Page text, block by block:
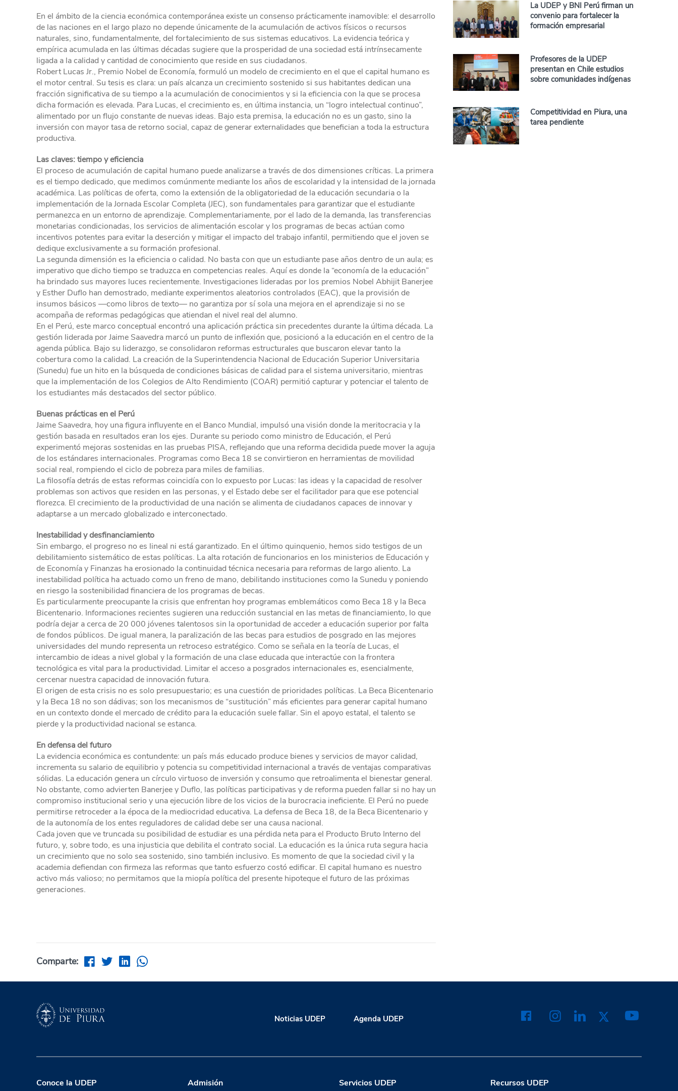
En el ámbito de la ciencia económica contemporánea existe un consenso prácticamente inamovible: el desarrollo
de las naciones en el largo plazo no depende únicamente de la acumulación de activos físicos o recursos
naturales, sino, fundamentalmente, del fortalecimiento de sus sistemas educativos. La evidencia teórica y
empírica acumulada en las últimas décadas sugiere que la prosperidad de una sociedad está intrínsecamente
ligada a la calidad y cantidad de conocimiento que reside en sus ciudadanos.
Robert Lucas Jr., Premio Nobel de Economía, formuló un modelo de crecimiento en el que el capital humano es
el motor central. Su tesis es clara: un país alcanza un crecimiento sostenido si sus habitantes dedican una
fracción significativa de su tiempo a la acumulación de conocimientos y si la eficiencia con la que se procesa
dicha formación es elevada. Para Lucas, el crecimiento es, en última instancia, un “logro intelectual continuo”,
alimentado por un flujo constante de nuevas ideas. Bajo esta premisa, la educación no es un gasto, sino la
inversión con mayor tasa de retorno social, capaz de generar externalidades que benefician a toda la estructura
productiva.
Las claves: tiempo y eficiencia
El proceso de acumulación de capital humano puede analizarse a través de dos dimensiones críticas. La primera
es el tiempo dedicado, que medimos comúnmente mediante los años de escolaridad y la intensidad de la jornada
académica. Las políticas de oferta, como la extensión de la obligatoriedad de la educación secundaria o la
implementación de la Jornada Escolar Completa (JEC), son fundamentales para garantizar que el estudiante
permanezca en un entorno de aprendizaje. Complementariamente, por el lado de la demanda, las transferencias
monetarias condicionadas, los servicios de alimentación escolar y los programas de becas actúan como
incentivos potentes para evitar la deserción y mitigar el impacto del trabajo infantil, permitiendo que el joven se
dedique exclusivamente a su formación profesional.
La segunda dimensión es la eficiencia o calidad. No basta con que un estudiante pase años dentro de un aula; es
imperativo que dicho tiempo se traduzca en competencias reales. Aquí es donde la “economía de la educación”
ha brindado sus mayores luces recientemente. Investigaciones lideradas por los premios Nobel Abhijit Banerjee
y Esther Duflo han demostrado, mediante experimentos aleatorios controlados (EAC), que la provisión de
insumos básicos —como libros de texto— no garantiza por sí sola una mejora en el aprendizaje si no se
acompaña de reformas pedagógicas que atiendan el nivel real del alumno.
En el Perú, este marco conceptual encontró una aplicación práctica sin precedentes durante la última década. La
gestión liderada por Jaime Saavedra marcó un punto de inflexión que, posicionó a la educación en el centro de la
agenda pública. Bajo su liderazgo, se consolidaron reformas estructurales que buscaron elevar tanto la
cobertura como la calidad. La creación de la Superintendencia Nacional de Educación Superior Universitaria
(Sunedu) fue un hito en la búsqueda de condiciones básicas de calidad para el sistema universitario, mientras
que la implementación de los Colegios de Alto Rendimiento (COAR) permitió capturar y potenciar el talento de
los estudiantes más destacados del sector público.
Buenas prácticas en el Perú
Jaime Saavedra, hoy una figura influyente en el Banco Mundial, impulsó una visión donde la meritocracia y la
gestión basada en resultados eran los ejes. Durante su periodo como ministro de Educación, el Perú
experimentó mejoras sostenidas en las pruebas PISA, reflejando que una reforma decidida puede mover la aguja
de los estándares internacionales. Programas como Beca 18 se convirtieron en herramientas de movilidad
social real, rompiendo el ciclo de pobreza para miles de familias.
La filosofía detrás de estas reformas coincidía con lo expuesto por Lucas: las ideas y la capacidad de resolver
problemas son activos que residen en las personas, y el Estado debe ser el facilitador para que ese potencial
florezca. El crecimiento de la productividad de una nación se alimenta de ciudadanos capaces de innovar y
adaptarse a un mercado globalizado e interconectado.
Inestabilidad y desfinanciamiento
Sin embargo, el progreso no es lineal ni está garantizado. En el último quinquenio, hemos sido testigos de un
debilitamiento sistemático de estas políticas. La alta rotación de funcionarios en los ministerios de Educación y
de Economía y Finanzas ha erosionado la continuidad técnica necesaria para reformas de largo aliento. La
inestabilidad política ha actuado como un freno de mano, debilitando instituciones como la Sunedu y poniendo
en riesgo la sostenibilidad financiera de los programas de becas.
Es particularmente preocupante la crisis que enfrentan hoy programas emblemáticos como Beca 18 y la Beca
Bicentenario. Informaciones recientes sugieren una reducción sustancial en las metas de financiamiento, lo que
podría dejar a cerca de 20 000 jóvenes talentosos sin la oportunidad de acceder a educación superior por falta
de fondos públicos. De igual manera, la paralización de las becas para estudios de posgrado en las mejores
universidades del mundo representa un retroceso estratégico. Como se señala en la teoría de Lucas, el
intercambio de ideas a nivel global y la formación de una clase educada que interactúe con la frontera
tecnológica es vital para la productividad. Limitar el acceso a posgrados internacionales es, esencialmente,
cercenar nuestra capacidad de innovación futura.
El origen de esta crisis no es solo presupuestario; es una cuestión de prioridades políticas. La Beca Bicentenario
y la Beca 18 no son dádivas; son los mecanismos de “sustitución” más eficientes para generar capital humano
en un contexto donde el mercado de crédito para la educación suele fallar. Sin el apoyo estatal, el talento se
pierde y la productividad nacional se estanca.
En defensa del futuro
La evidencia económica es contundente: un país más educado produce bienes y servicios de mayor calidad,
incrementa su salario de equilibrio y potencia su competitividad internacional a través de ventajas comparativas
sólidas. La educación genera un círculo virtuoso de inversión y consumo que retroalimenta el bienestar general.
No obstante, como advierten Banerjee y Duflo, las políticas participativas y de reforma pueden fallar si no hay un
compromiso institucional serio y una ejecución libre de los vicios de la burocracia ineficiente. El Perú no puede
permitirse retroceder a la época de la mediocridad educativa. La defensa de Beca 18, de la Beca Bicentenario y
de la autonomía de los entes reguladores de calidad debe ser una causa nacional.
Cada joven que ve truncada su posibilidad de estudiar es una pérdida neta para el Producto Bruto Interno del
futuro, y, sobre todo, es una injusticia que debilita el contrato social. La educación es la única ruta segura hacia
un crecimiento que no solo sea sostenido, sino también inclusivo. Es momento de que la sociedad civil y la
academia defiendan con firmeza las reformas que tanto esfuerzo costó edificar. El capital humano es nuestro
activo más valioso; no permitamos que la miopía política del presente hipoteque el futuro de las próximas
generaciones.
Comparte:
La UDEP y BNI Perú firman un
convenio para fortalecer la
formación empresarial
Profesores de la UDEP
presentan en Chile estudios
sobre comunidades indígenas
Competitividad en Piura, una
tarea pendiente
Noticias UDEP Agenda UDEP
Conoce la UDEP Admisión Servicios UDEP Recursos UDEP